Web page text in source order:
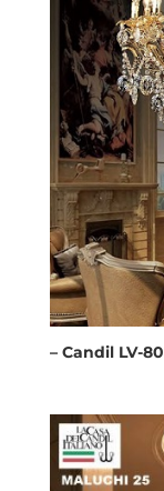
– Candil LV-